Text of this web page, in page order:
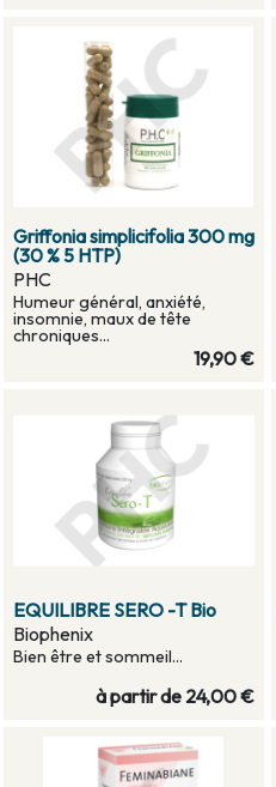
Griffonia simplicifolia 300 mg
(30 % 5 HTP)
PHC
Humeur général, anxiété,
insomnie, maux de tête
chroniques...
19,90 €
EQUILIBRE SERO -T Bio
Biophenix
Bien être et sommeil...
à partir de 24,00 €